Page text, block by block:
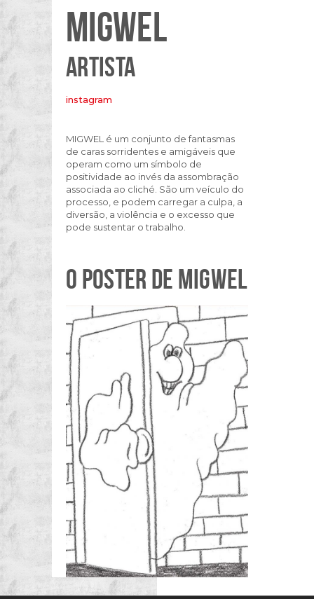
MIGWEL
ARTISTA
instagram
MIGWEL é um conjunto de fantasmas
de caras sorridentes e amigáveis que
operam como um símbolo de
positividade ao invés da assombração
associada ao cliché. São um veículo do
processo, e podem carregar a culpa, a
diversão, a violência e o excesso que
pode sustentar o trabalho.
O POSTER DE MIGWEL